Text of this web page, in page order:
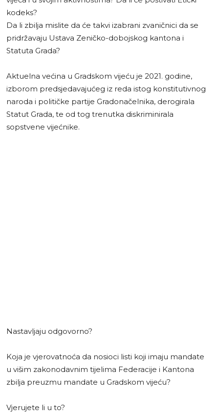
kodeks?
Da li zbilja mislite da će takvi izabrani zvaničnici da se
pridržavaju Ustava Zeničko-dobojskog kantona i
Statuta Grada?
Aktuelna većina u Gradskom vijeću je 2021. godine,
izborom predsjedavajućeg iz reda istog konstitutivnog
naroda i političke partije Gradonačelnika, derogirala
Statut Grada, te od tog trenutka diskriminirala
sopstvene vijećnike.
Nastavljaju odgovorno?
Koja je vjerovatnoća da nosioci listi koji imaju mandate
u višim zakonodavnim tijelima Federacije i Kantona
zbilja preuzmu mandate u Gradskom vijeću?
Vjerujete li u to?